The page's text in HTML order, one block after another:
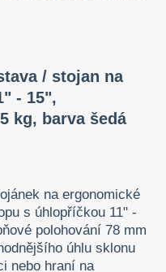
/ stojan na
- 15",
kg, barva šedá
na ergonomické
s úhlopříčkou 11" -
polohování 78 mm
úhlu sklonu
nebo hraní na